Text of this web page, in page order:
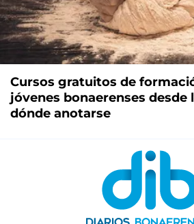
Cursos gratuitos de
jóvenes bonaerenses desde
dónde anotarse